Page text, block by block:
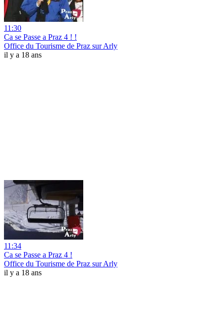
11:30
Ca se Passe a Praz 4 ! !
Office du Tourisme de Praz sur Arly
il y a 18 ans
11:34
Ca se Passe a Praz 4 !
Office du Tourisme de Praz sur Arly
il y a 18 ans